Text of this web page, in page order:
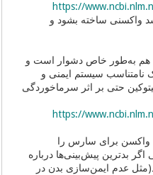
https://
ساخته بشود و
هم به‌طور خاص دشوار است و
نامتناسب سیستم ایمنی و
حتی بر اثر سرماخوردگی
https://
برای سارس را
بدترین پیش‌بینی‌ها درباره
عدم ایمن‌سازی بدن در